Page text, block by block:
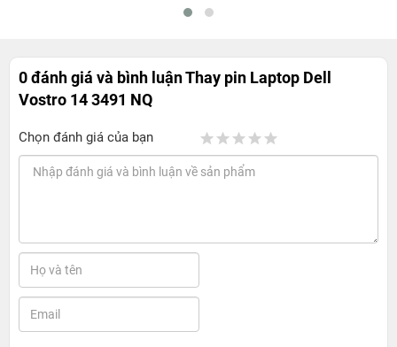
0 đánh giá và bình luậnThay pin Laptop Dell
Vostro 14 3491 NQ
Chọn đánh giá của bạn